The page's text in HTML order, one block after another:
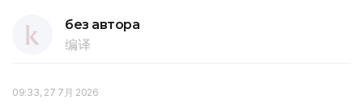
без автора
编译
09:33, 27 7月 2026